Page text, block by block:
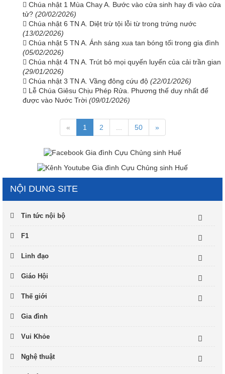
Chúa nhật 1 Mùa Chay A. Bước vào cửa sinh hay đi vào cửa
tử? (20/02/2026)
Chúa nhật 6 TN A. Diệt trừ tội lỗi từ trong trứng nước
(13/02/2026)
Chúa nhật 5 TN A. Ánh sáng xua tan bóng tối trong gia đình
(05/02/2026)
Chúa nhật 4 TN A. Trút bỏ mọi quyến luyến của cải trần gian
(29/01/2026)
Chúa nhật 3 TN A. Vầng đông cứu độ (22/01/2026)
Lễ Chúa Giêsu Chịu Phép Rửa. Phương thế duy nhất để
được vào Nước Trời (09/01/2026)
« 1 2 50 »
NỘI DUNG SITE
Tin tức nội bộ
F1
Linh đạo
Giáo Hội
Thế giới
Gia đình
Vui Khỏe
Nghệ thuật